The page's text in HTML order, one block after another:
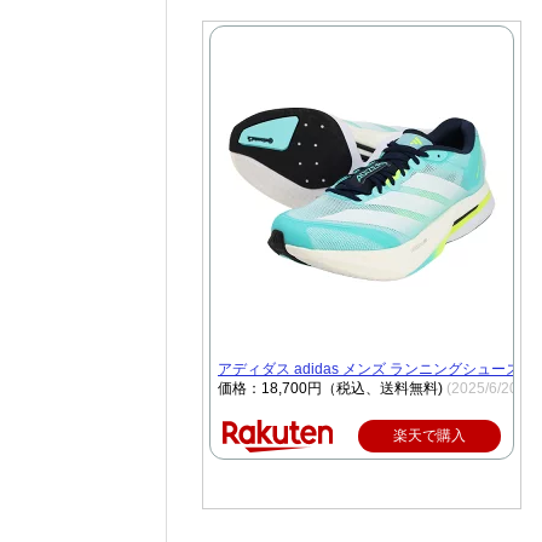
アディダス adidas メンズ ランニングシューズ
価格：18,700円（税込、送料無料) (2025/6/20時点)
楽天で購入